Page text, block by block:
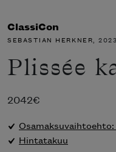
ClassiCon
SEBASTIAN HERKNER, 2023
Plissée
2042€
Hintatakuu